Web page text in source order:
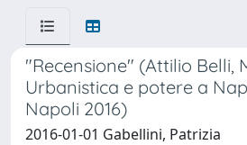
"Recensione" (Attilio Belli,
Urbanistica e potere a
Napoli 2016)
2016-01-01 Gabellini, Patrizia